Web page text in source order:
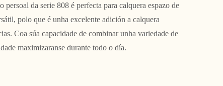
da serie 808 é perfecta para calquera espazo de
polo que é unha excelente adición a calquera
Coa súa capacidade de combinar unha variedade de
maximizaranse durante todo o día.